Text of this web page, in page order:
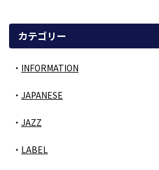
カテゴリー
INFORMATION
JAPANESE
JAZZ
LABEL